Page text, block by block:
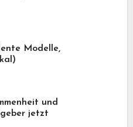
Modelle,
und
jetzt